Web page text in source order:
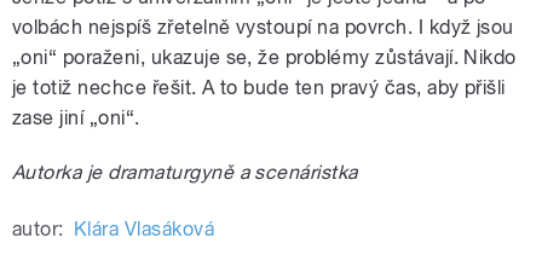
volbách nejspíš zřetelně vystoupí na povrch. I když jsou
„oni“ poraženi, ukazuje se, že problémy zůstávají. Nikdo
je totiž nechce řešit. A to bude ten pravý čas, aby přišli
zase jiní „oni“.
Autorka je dramaturgyně a scenáristka
autor: Klára Vlasáková